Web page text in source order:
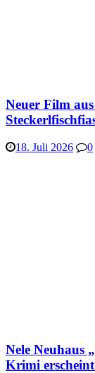
Neuer Film
18. Juli 2026 0
Nele Neuhaus
Krimi